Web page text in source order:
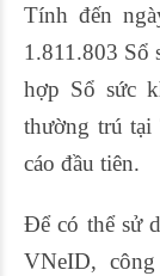
Tính đến
1.811.803 Sổ
hợp Sổ sức
thường trú tại
cáo đầu tiên.
Để có thể sử
VNeID,